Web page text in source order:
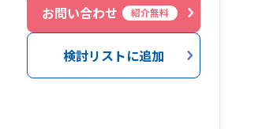
お問い合わせ 紹介無料
検討リストに追加